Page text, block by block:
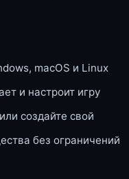
macOS и Linux
и настроит игру
или создайте свой
без ограничений